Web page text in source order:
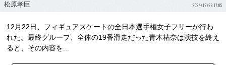
松原孝臣 2024/12/26 17:05
12月22日、フィギュアスケートの全日本選手権女子フリーが行わ
れた。最終グループ、全体の19番滑走だった青木祐奈は演技を終え
ると、その内容を...